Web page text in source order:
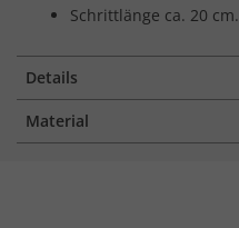
Schrittlänge ca. 20 cm.
Details
Material